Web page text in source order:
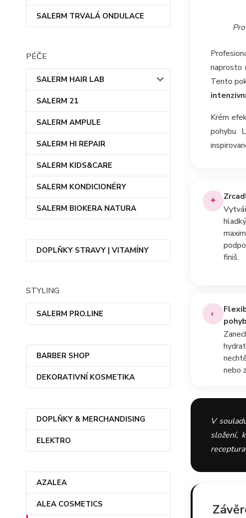
SALERM TRVALÁ ONDULACE
PÉČE
SALERM HAIR LAB
SALERM 21
SALERM AMPULE
SALERM HI REPAIR
SALERM KIDS&CARE
SALERM KONDICIONÉRY
SALERM BIOKERA NATURA
DOPLŇKY STRAVY | VITAMÍNY
STYLING
SALERM PRO.LINE
BARBER SHOP
DEKORATIVNÍ KOSMETIKA
DOPLŇKY & MERCHANDISING
ELEKTRO
AZALEA
ALEA COSMETICS
naprosto
Tento
Krém
pohybu.
✦
finiš.
◐
pohyb
nebo
“
V
složení,